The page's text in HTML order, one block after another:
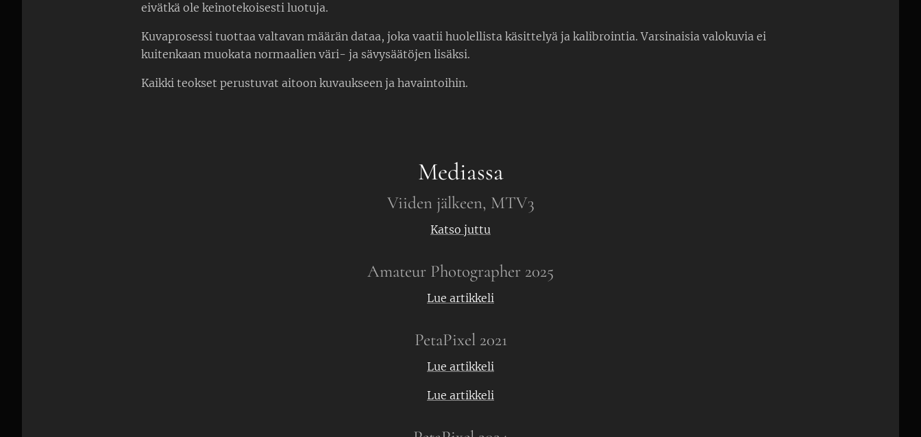
eivätkä ole keinotekoisesti luotuja.
Kuvaprosessi tuottaa valtavan määrän dataa, joka vaatii huolellista käsittelyä ja kalibrointia. Varsinaisia valokuvia ei
kuitenkaan muokata normaalien väri- ja sävysäätöjen lisäksi.
Kaikki teokset perustuvat aitoon kuvaukseen ja havaintoihin.
Mediassa
Viiden jälkeen, MTV3
Katso juttu
Amateur Photographer 2025
Lue artikkeli
PetaPixel 2021
Lue artikkeli
Lue artikkeli